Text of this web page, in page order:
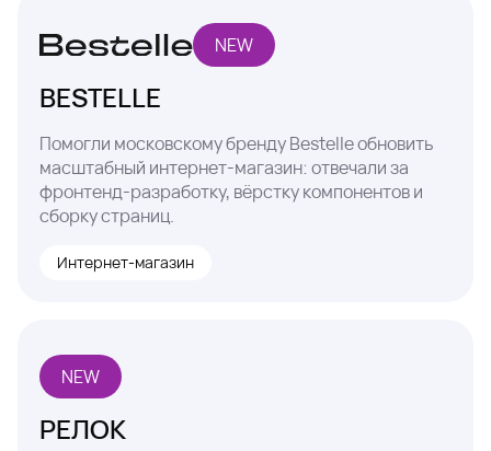
NEW
BESTELLE
Помогли московскому бренду Bestelle обновить
масштабный интернет-магазин: отвечали за
фронтенд-разработку, вёрстку компонентов и
сборку страниц.
Интернет-магазин
NEW
РЕЛОК